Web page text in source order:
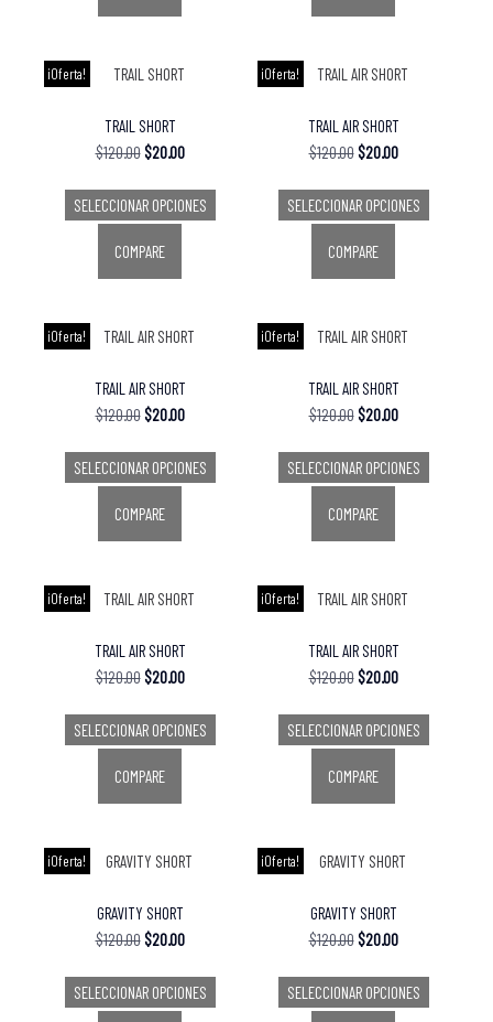
¡Oferta!
TRAIL SHORT
$120.00$20.00
SELECCIONAR OPCIONES
COMPARE
¡Oferta!
TRAIL AIR SHORT
$120.00$20.00
SELECCIONAR OPCIONES
COMPARE
¡Oferta!
TRAIL AIR SHORT
$120.00$20.00
SELECCIONAR OPCIONES
COMPARE
¡Oferta!
TRAIL AIR SHORT
$120.00$20.00
SELECCIONAR OPCIONES
COMPARE
¡Oferta!
TRAIL AIR SHORT
$120.00$20.00
SELECCIONAR OPCIONES
COMPARE
¡Oferta!
TRAIL AIR SHORT
$120.00$20.00
SELECCIONAR OPCIONES
COMPARE
¡Oferta!
GRAVITY SHORT
$120.00$20.00
SELECCIONAR OPCIONES
¡Oferta!
GRAVITY SHORT
$120.00$20.00
SELECCIONAR OPCIONES